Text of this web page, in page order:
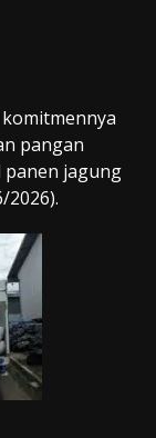
pangan
panen jagung
2026).